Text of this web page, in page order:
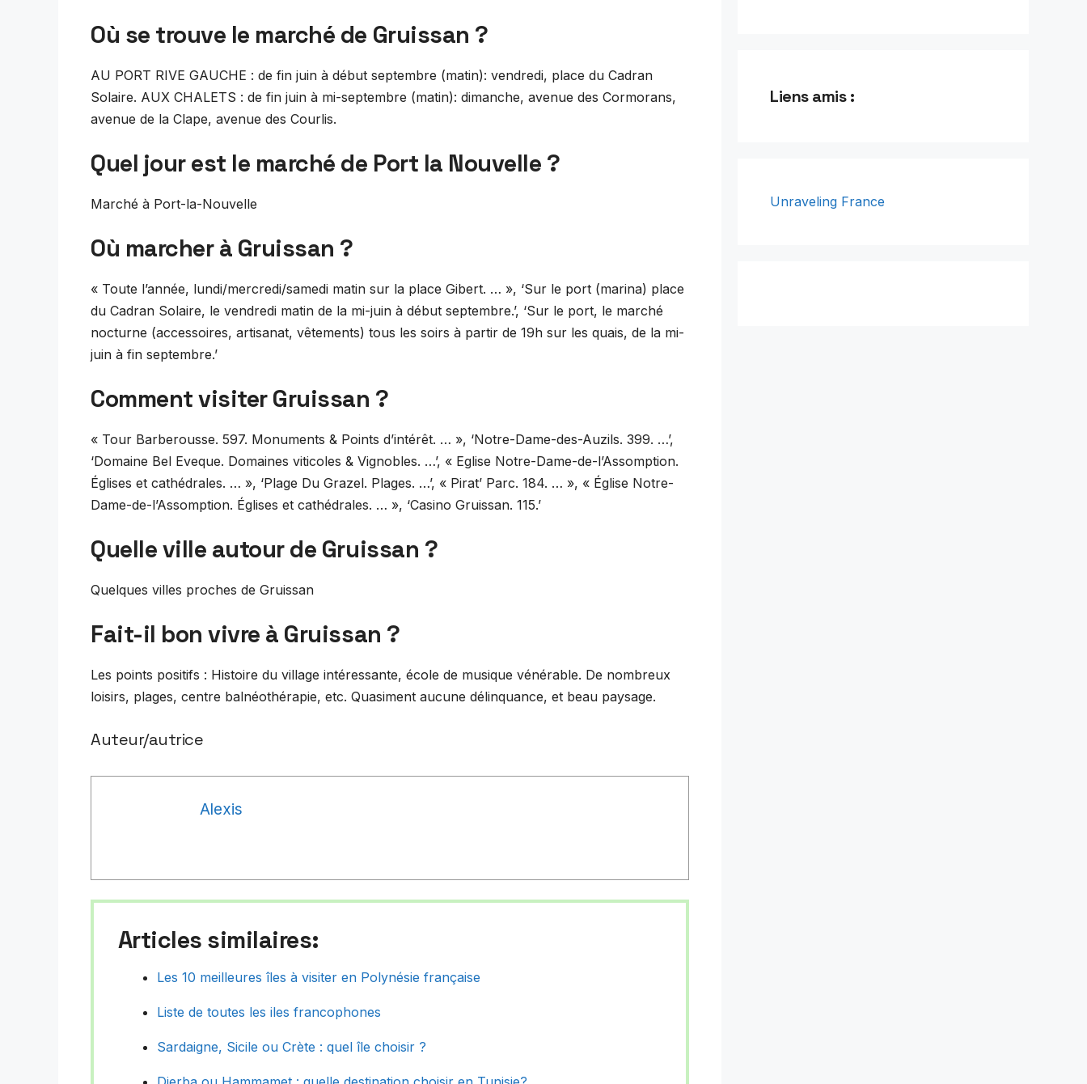
Où se trouve le marché de Gruissan ?
AU PORT RIVE GAUCHE : de fin juin à début septembre (matin): vendredi, place du Cadran
Solaire. AUX CHALETS : de fin juin à mi-septembre (matin): dimanche, avenue des Cormorans,
avenue de la Clape, avenue des Courlis.
Quel jour est le marché de Port la Nouvelle ?
Marché à Port-la-Nouvelle
Où marcher à Gruissan ?
« Toute l’année, lundi/mercredi/samedi matin sur la place Gibert. … », ‘Sur le port (marina) place
du Cadran Solaire, le vendredi matin de la mi-juin à début septembre.’, ‘Sur le port, le marché
nocturne (accessoires, artisanat, vêtements) tous les soirs à partir de 19h sur les quais, de la mi-
juin à fin septembre.’
Comment visiter Gruissan ?
« Tour Barberousse. 597. Monuments & Points d’intérêt. … », ‘Notre-Dame-des-Auzils. 399. …’,
‘Domaine Bel Eveque. Domaines viticoles & Vignobles. …’, « Eglise Notre-Dame-de-l’Assomption.
Églises et cathédrales. … », ‘Plage Du Grazel. Plages. …’, « Pirat’ Parc. 184. … », « Église Notre-
Dame-de-l’Assomption. Églises et cathédrales. … », ‘Casino Gruissan. 115.’
Quelle ville autour de Gruissan ?
Quelques villes proches de Gruissan
Fait-il bon vivre à Gruissan ?
Les points positifs : Histoire du village intéressante, école de musique vénérable. De nombreux
loisirs, plages, centre balnéothérapie, etc. Quasiment aucune délinquance, et beau paysage.
Auteur/autrice
Alexis
Articles similaires:
Les 10 meilleures îles à visiter en Polynésie française
Liste de toutes les iles francophones
Sardaigne, Sicile ou Crète : quel île choisir ?
Liens amis :
Unraveling France